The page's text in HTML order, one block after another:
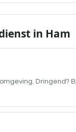
in Ham
Dringend?